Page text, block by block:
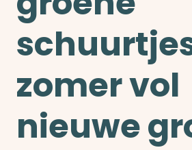
zomer vol
nieuwe